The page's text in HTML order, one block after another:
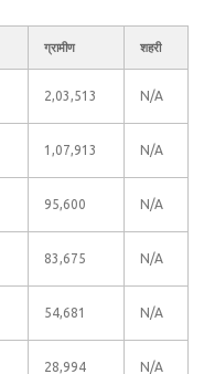
ग्रामीण शहरी
2,03,513 N/A
1,07,913 N/A
95,600 N/A
83,675 N/A
54,681 N/A
28,994 N/A